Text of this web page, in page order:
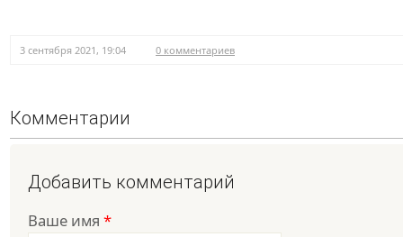
3 сентября 2021, 19:04 0 комментариев
Комментарии
Добавить комментарий
Ваше имя *